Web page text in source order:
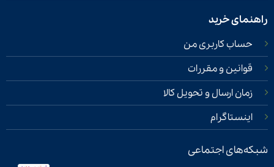
راهنمای خرید
حساب کاربری من
قوانین و مقررات
زمان ارسال و تحویل کالا
اینستاگرام
شبکه‌های اجتماعی